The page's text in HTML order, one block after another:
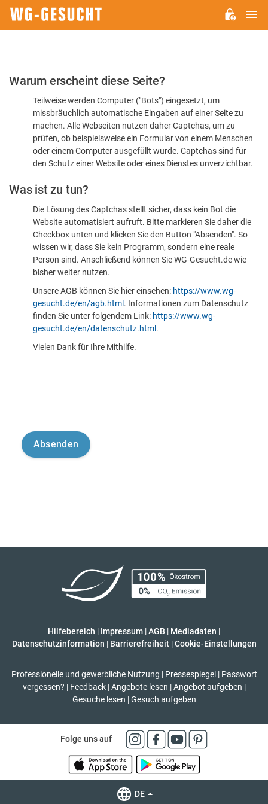
Bitte
dass
sind
Warum erscheint diese Seite?
Teilweise werden Computer ("Bots") eingesetzt, um
missbräuchlich automatische Eingaben auf einer Seite zu
machen. Alle Webseiten nutzen daher Captchas, um zu
prüfen, ob beispielsweise ein Formular von einem Menschen
oder einem Computer ausgefüllt wurde. Captchas sind für
den Schutz einer Website oder eines Dienstes unverzichtbar.
Was ist zu tun?
Die Lösung des Captchas stellt sicher, dass kein Bot die
Website automatisiert aufruft. Bitte markieren Sie daher die
Checkbox unten und klicken Sie den Button "Absenden". So
wissen wir, dass Sie kein Programm, sondern eine reale
Person sind. Anschließend können Sie WG-Gesucht.de wie
bisher weiter nutzen.
Unsere AGB können Sie hier einsehen: https://www.wg-
gesucht.de/en/agb.html . Informationen zum Datenschutz
finden Sie unter folgendem Link: https://www.wg-
gesucht.de/en/datenschutz.html .
Vielen Dank für Ihre Mithilfe.
Hilfebereich | Impressum |AGB | Mediadaten |
Datenschutzinformation | Barrierefreiheit | Cookie-Einstellungen
Professionelle und gewerbliche Nutzung | Pressespiegel | Passwort
vergessen? | Feedback | Angebote lesen | Angebot aufgeben |
Gesuche lesen | Gesuch aufgeben
Folge uns auf
DE